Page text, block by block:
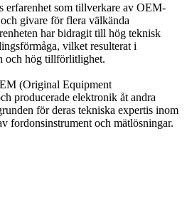
erfarenhet som tillverkare av OEM-
givare för flera välkända
har bidragit till hög teknisk
vilket resulterat i
och hög tillförlitlighet.
(Original Equipment
producerade elektronik åt andra
för deras tekniska expertis inom
fordonsinstrument och mätlösningar.